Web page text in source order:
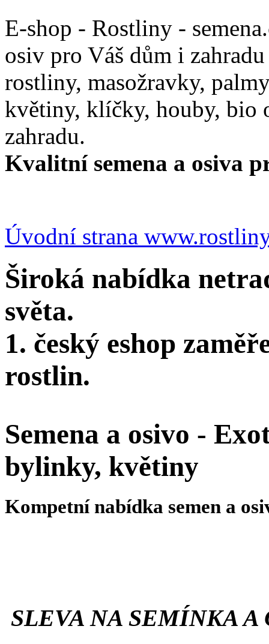
E-shop - Rostliny -
osiv pro Váš dům i
rostliny, masožravky,
květiny, klíčky, houby, bio
zahradu.
Kvalitní semena a osiva
Úvodní strana
Široká nabídka
světa.
1. český eshop
rostlin.
Semena a osivo -
bylinky, květiny
Kompetní nabídka semen a
SLEVA NA SEMÍNKA A